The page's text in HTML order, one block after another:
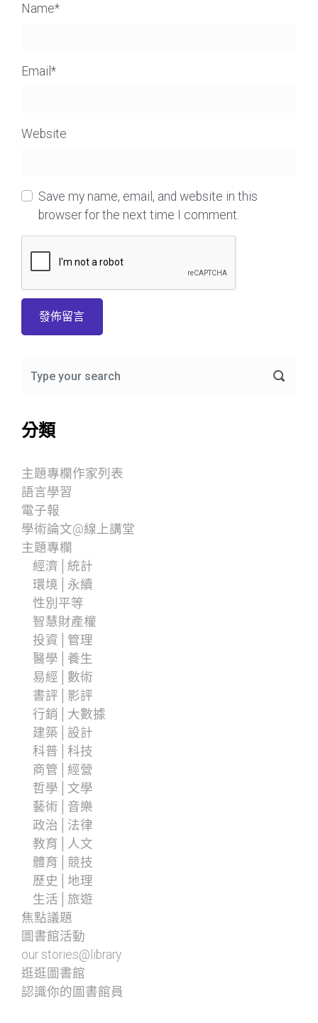
Name*
Email *
Website
Save my name, email, and website in this
browser for the next time I comment.
分類
主題專欄作家列表
語言學習
電子報
學術論文@線上講堂
主題專欄
經濟│統計
環境│永續
性別平等
智慧財產權
投資│管理
醫學│養生
易經│數術
書評│影評
行銷│大數據
建築│設計
科普│科技
商管│經營
哲學│文學
藝術│音樂
政治│法律
教育│人文
體育│競技
歷史│地理
生活│旅遊
焦點議題
圖書館活動
our stories@library
逛逛圖書館
認識你的圖書館員